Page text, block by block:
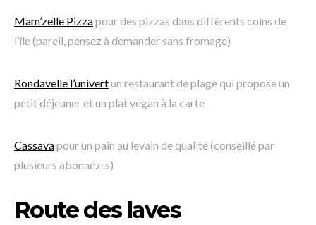
Mam’zelle Pizzapour des pizzas dans différents coins de
l’île (pareil, pensez à demander sans fromage)
Rondavelle l’univertun restaurant de plage qui propose un
petit déjeuner et un plat vegan à la carte
Cassavapour un pain au levain de qualité (conseillé par
plusieurs abonné.e.s)
Route des laves